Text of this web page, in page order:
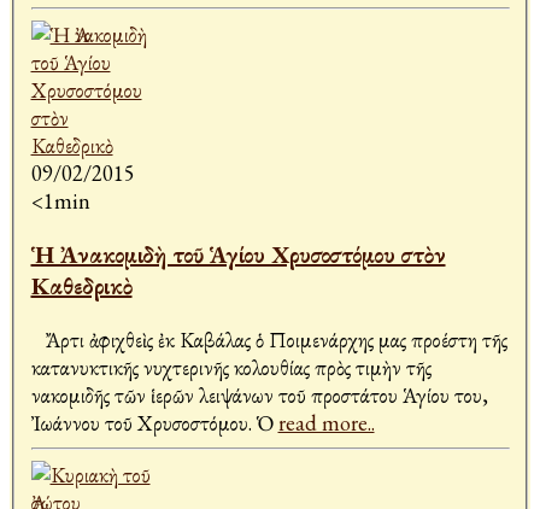
09/02/2015
<1min
Ἡ Ἀνακομιδὴ τοῦ Ἁγίου Χρυσοστόμου στὸν
Καθεδρικὸ
Ἄρτι ἀφιχθεὶς ἐκ Καβάλας ὁ Ποιμενάρχης μας προέστη τῆς
κατανυκτικῆς νυχτερινῆς Ἀκολουθίας πρὸς τιμὴν τῆς
Ἀνακομιδῆς τῶν ἱερῶν λειψάνων τοῦ προστάτου Ἁγίου του,
Ἰωάννου τοῦ Χρυσοστόμου. Ὁread more..